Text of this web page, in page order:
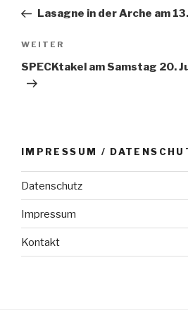
Beitrag
Lasagne in der Arche am
Nächster
Beitrag
WEITER
SPECKtakel am Samstag 20.
IMPRESSUM /
Datenschutz
Impressum
Kontakt